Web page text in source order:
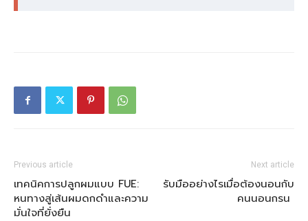
Previous article
เทคนิคการปลูกผมแบบ FUE:
หนทางสู่เส้นผมดกดำและความ
มั่นใจที่ยั่งยืน
Next article
รับมืออย่างไรเมื่อต้องนอนกับ
คนนอนกรน